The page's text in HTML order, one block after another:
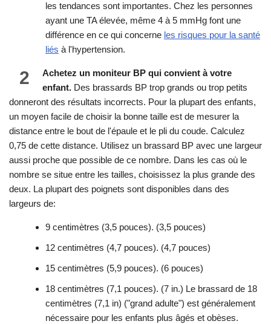
les tendances sont importantes. Chez les personnes
ayant une TA élevée, même 4 à 5 mmHg font une
différence en ce qui concerne les risques pour la santé
liés à l'hypertension.
2
Achetez un moniteur BP qui convient à votre
enfant. Des brassards BP trop grands ou trop petits
donneront des résultats incorrects. Pour la plupart des enfants,
un moyen facile de choisir la bonne taille est de mesurer la
distance entre le bout de l'épaule et le pli du coude. Calculez
0,75 de cette distance. Utilisez un brassard BP avec une largeur
aussi proche que possible de ce nombre. Dans les cas où le
nombre se situe entre les tailles, choisissez la plus grande des
deux. La plupart des poignets sont disponibles dans des
largeurs de:
9 centimètres (3,5 pouces). (3,5 pouces)
12 centimètres (4,7 pouces). (4,7 pouces)
15 centimètres (5,9 pouces). (6 pouces)
18 centimètres (7,1 pouces). (7 in.) Le brassard de 18
centimètres (7,1 in) ("grand adulte") est généralement
nécessaire pour les enfants plus âgés et obèses.